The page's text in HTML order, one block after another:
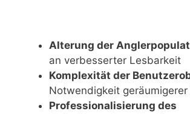
Alterung der
an verbesserter Lesbarkeit
Komplexität der
Notwendigkeit geräumigerer
Professionalisierung des